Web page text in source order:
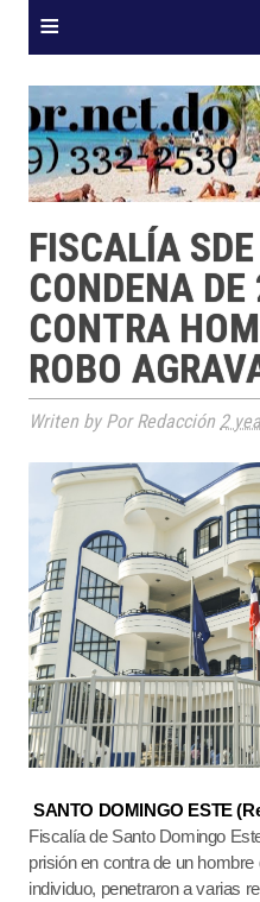
≡
FISCALÍA
CONDENA
CONTRA
ROBO
Writen by Por Redacción 2
SANTO DOMINGO ESTE
Fiscalía de Santo Domingo
prisión en contra de un
individuo, penetraron a varias